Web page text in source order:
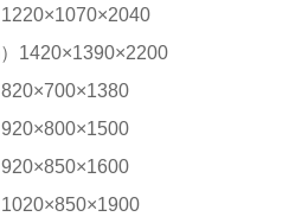
1420×1390×2200